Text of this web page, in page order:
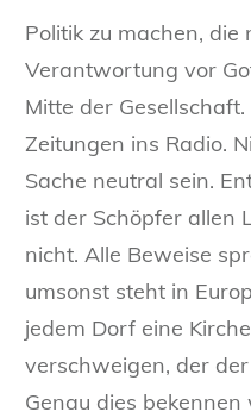
Politik zu machen, die
Verantwortung vor
Mitte der
Zeitungen ins Radio.
Sache neutral sein.
ist der Schöpfer allen
nicht. Alle Beweise
umsonst steht in
jedem Dorf eine
verschweigen, der
Genau dies